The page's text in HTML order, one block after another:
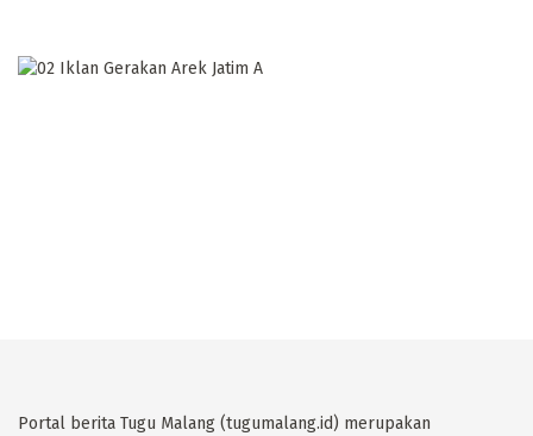
Portal berita Tugu Malang (tugumalang.id) merupakan